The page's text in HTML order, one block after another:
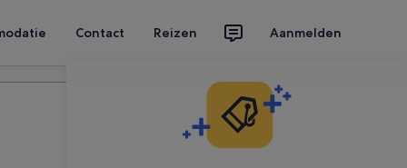
Contact Reizen Aanmelden